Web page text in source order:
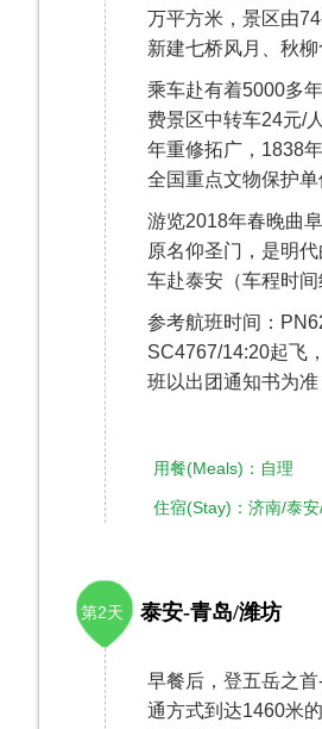
万平方米，景区由
新建七桥风月、秋
乘车赴有着5000多
费景区中转车24元/
年重修拓广，1838
全国重点文物保护
游览2018年春晚曲
原名仰圣门，是明
车赴泰安（车程时间
参考航班时间：
SC4767/14:20起飞
班以出团通知书为
用餐(Meals)：
住宿(Stay)：济南/泰
第2天 泰安-青岛/潍坊
早餐后，登五岳之首
通方式到达1460米